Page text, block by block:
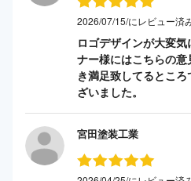
2026/07/15/にレビュー済
ロゴデザインが大変
ナー様にはこちらの
き満足致してるとこ
ざいました。
宮田塗装工業